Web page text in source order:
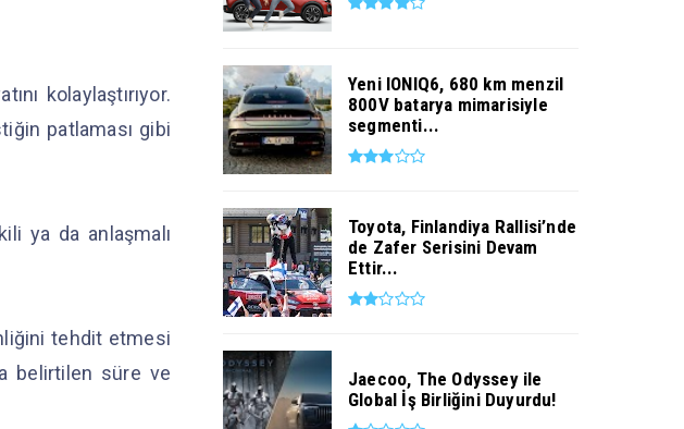
kolaylaştırıyor.
patlaması gibi
ya da anlaşmalı
tehdit etmesi
belirtilen süre ve
Yeni IONIQ6, 680 km menzil
800V batarya mimarisiyle
segmenti...
Toyota, Finlandiya Rallisi’nde
de Zafer Serisini Devam
Ettir...
Jaecoo, The Odyssey ile
Global İş Birliğini Duyurdu!